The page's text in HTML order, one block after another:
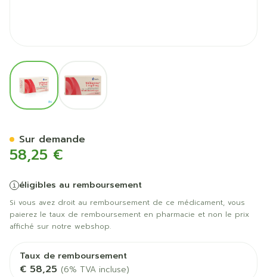
View larger image
58,25 €
éligibles au remboursement
Si vous avez droit au remboursement de ce médicament, vous
paierez le taux de remboursement en pharmacie et non le prix
affiché sur notre webshop.
Taux de remboursement
€ 58,25 (6% TVA incluse)
Sur demande